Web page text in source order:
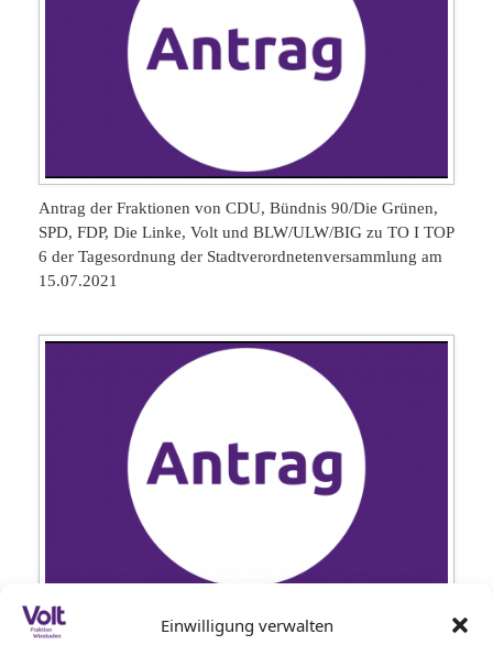
Einwilligung verwalten
Antrag der Fraktionen von CDU, Bündnis 90/Die Grünen,
SPD, FDP, Die Linke, Volt und BLW/ULW/BIG zu TO I TOP
6 der Tagesordnung der Stadtverordnetenversammlung am
15.07.2021
Sachstand Sporthallen Wettiner Str., Taunushalle